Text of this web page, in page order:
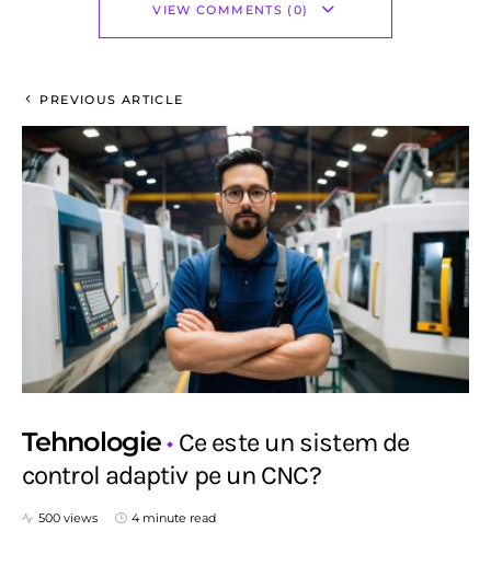
VIEW COMMENTS (0)
PREVIOUS ARTICLE
Tehnologie
Ce este un sistem de
control adaptiv pe un CNC?
500 views 4 minute read